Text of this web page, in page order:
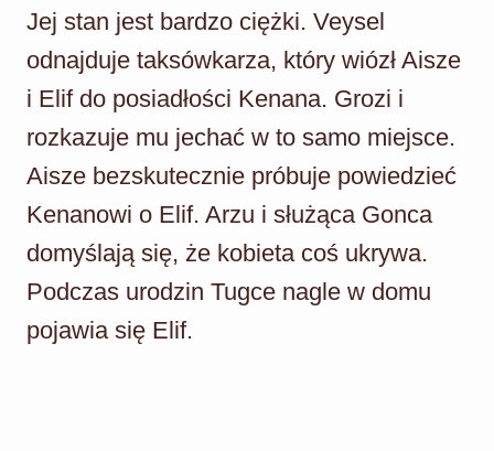
Jej stan jest bardzo ciężki. Veysel
odnajduje taksówkarza, który wiózł Aisze
i Elif do posiadłości Kenana. Grozi i
rozkazuje mu jechać w to samo miejsce.
Aisze bezskutecznie próbuje powiedzieć
Kenanowi o Elif. Arzu i służąca Gonca
domyślają się, że kobieta coś ukrywa.
Podczas urodzin Tugce nagle w domu
pojawia się Elif.